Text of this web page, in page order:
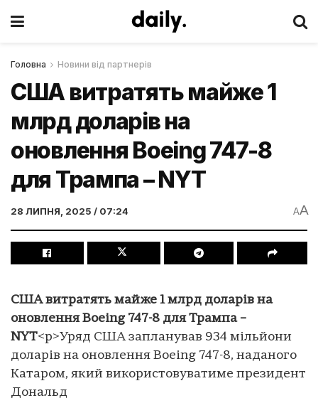
Головна Новини від партнерів
США витратять майже 1
млрд доларів на
оновлення Boeing 747-8
для Трампа – NYT
28 ЛИПНЯ, 2025 / 07:24 AA
США витратять майже 1 млрд доларів на
оновлення Boeing 747-8 для Трампа –
NYT<p>Уряд США запланував 934 мільйони
доларів на оновлення Boeing 747-8, наданого
Катаром, який використовуватиме президент
Дональд